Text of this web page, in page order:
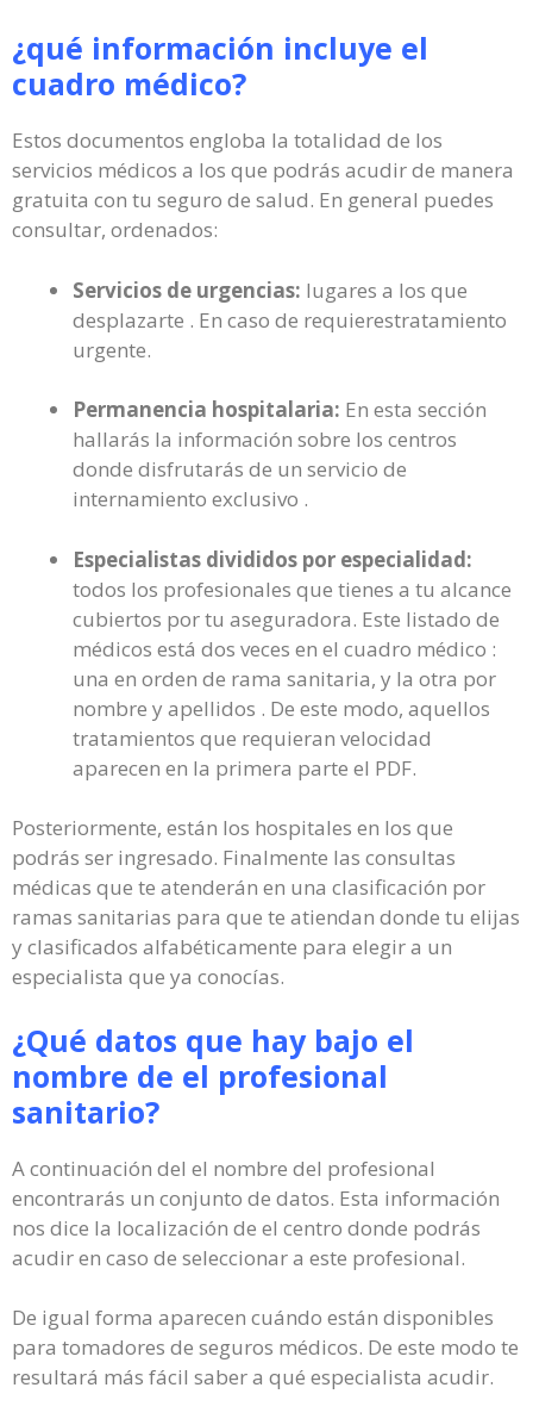
¿qué información incluye el
cuadro médico?
Estos documentos engloba la totalidad de los
servicios médicos a los que podrás acudir de manera
gratuita con tu seguro de salud. En general puedes
consultar, ordenados:
Servicios de urgencias: lugares a los que
desplazarte . En caso de requierestratamiento
urgente.
Permanencia hospitalaria: En esta sección
hallarás la información sobre los centros
donde disfrutarás de un servicio de
internamiento exclusivo .
Especialistas divididos por especialidad:
todos los profesionales que tienes a tu alcance
cubiertos por tu aseguradora. Este listado de
médicos está dos veces en el cuadro médico :
una en orden de rama sanitaria, y la otra por
nombre y apellidos . De este modo, aquellos
tratamientos que requieran velocidad
aparecen en la primera parte el PDF.
Posteriormente, están los hospitales en los que
podrás ser ingresado. Finalmente las consultas
médicas que te atenderán en una clasificación por
ramas sanitarias para que te atiendan donde tu elijas
y clasificados alfabéticamente para elegir a un
especialista que ya conocías.
¿Qué datos que hay bajo el
nombre de el profesional
sanitario?
A continuación del el nombre del profesional
encontrarás un conjunto de datos. Esta información
nos dice la localización de el centro donde podrás
acudir en caso de seleccionar a este profesional.
De igual forma aparecen cuándo están disponibles
para tomadores de seguros médicos. De este modo te
resultará más fácil saber a qué especialista acudir.